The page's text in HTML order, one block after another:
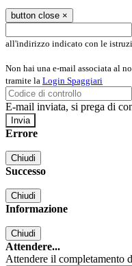
button close ×
all'indirizzo indicato con le
Non hai una e-mail associata al
tramite la Login Spaggiari
E-mail inviata, si prega di
Errore
Chiudi
Successo
Chiudi
Informazione
Chiudi
Attendere...
Attendere il completamento